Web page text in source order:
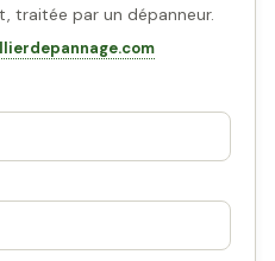
traitée par un dépanneur.